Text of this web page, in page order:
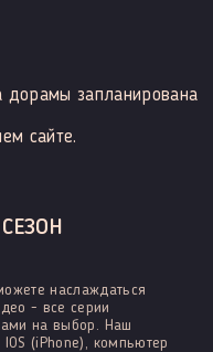
дорамы запланирована
сайте.
наслаждаться
- все серии
на выбор. Наш
(iPhone), компьютер